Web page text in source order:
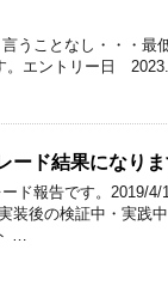
うことなし・・・最
。エントリー日
ード結果になり
ド報告です。2019/
装後の検証中・実践
…